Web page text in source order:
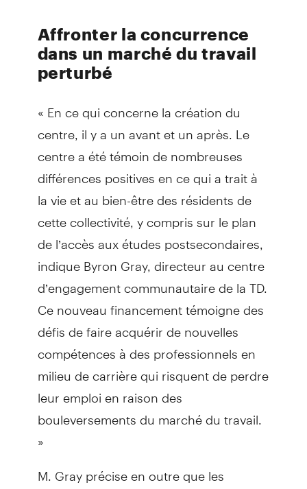
Affronter la concurrence
dans un marché du travail
perturbé
« En ce qui concerne la création du
centre, il y a un avant et un après. Le
centre a été témoin de nombreuses
différences positives en ce qui a trait à
la vie et au bien-être des résidents de
cette collectivité, y compris sur le plan
de l’accès aux études postsecondaires,
indique Byron Gray, directeur au centre
d’engagement communautaire de la TD.
Ce nouveau financement témoigne des
défis de faire acquérir de nouvelles
compétences à des professionnels en
milieu de carrière qui risquent de perdre
leur emploi en raison des
bouleversements du marché du travail.
»
M. Gray précise en outre que les